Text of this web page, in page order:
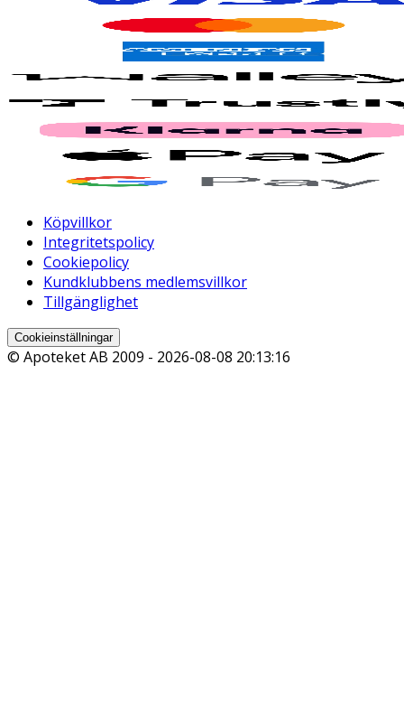
Köpvillkor
Integritetspolicy
Cookiepolicy
Kundklubbens medlemsvillkor
Tillgänglighet
Cookieinställningar
© Apoteket AB 2009 - 2026-08-08 20:13:16